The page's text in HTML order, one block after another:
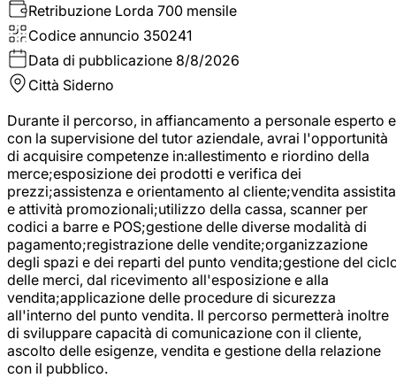
Retribuzione Lorda 700 mensile
Codice annuncio 350241
Data di pubblicazione 8/8/2026
Città Siderno
Durante il percorso, in affiancamento a personale esperto e
con la supervisione del tutor aziendale, avrai l'opportunità
di acquisire competenze in:allestimento e riordino della
merce;esposizione dei prodotti e verifica dei
prezzi;assistenza e orientamento al cliente;vendita assistita
e attività promozionali;utilizzo della cassa, scanner per
codici a barre e POS;gestione delle diverse modalità di
pagamento;registrazione delle vendite;organizzazione
degli spazi e dei reparti del punto vendita;gestione del
delle merci, dal ricevimento all'esposizione e alla
vendita;applicazione delle procedure di sicurezza
all'interno del punto vendita. Il percorso permetterà inoltre
di sviluppare capacità di comunicazione con il cliente,
ascolto delle esigenze, vendita e gestione della relazione
con il pubblico.